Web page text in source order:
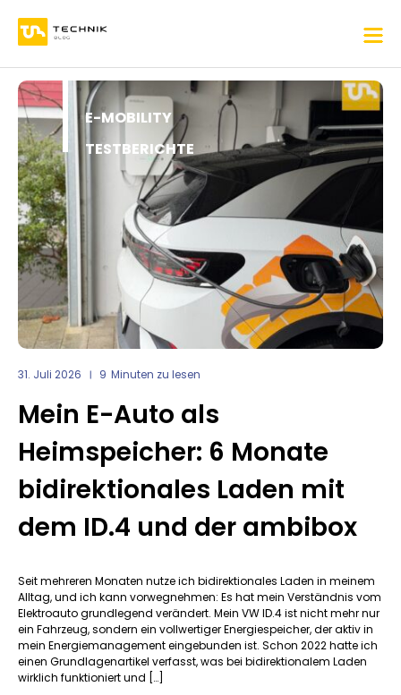
E-MOBILITY
TESTBERICHTE
31. Juli 2026 9 Minuten zu lesen
Mein E-Auto als
Heimspeicher: 6 Monate
bidirektionales Laden mit
dem ID.4 und der ambibox
Seit mehreren Monaten nutze ich bidirektionales Laden in meinem
Alltag, und ich kann vorwegnehmen: Es hat mein Verständnis vom
Elektroauto grundlegend verändert. Mein VW ID.4 ist nicht mehr nur
ein Fahrzeug, sondern ein vollwertiger Energiespeicher, der aktiv in
mein Energiemanagement eingebunden ist. Schon 2022 hatte ich
einen Grundlagenartikel verfasst, was bei bidirektionalem Laden
wirklich funktioniert und […]